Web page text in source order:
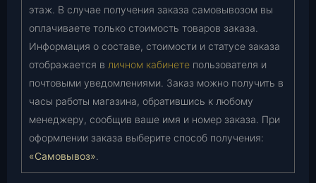
этаж. В случае получения заказа самовывозом вы
оплачиваете только стоимость товаров заказа.
Информация о составе, стоимости и статусе заказа
отображается в личном кабинете пользователя и
почтовыми уведомлениями. Заказ можно получить в
часы работы магазина, обратившись к любому
менеджеру, сообщив ваше имя и номер заказа. При
оформлении заказа выберите способ получения:
«Самовывоз».